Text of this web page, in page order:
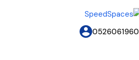
0526061960